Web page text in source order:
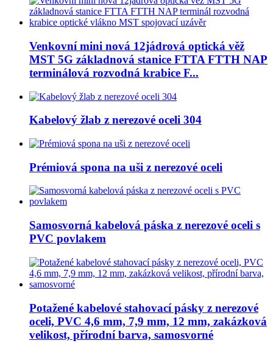
Venkovní mini nová 12jádrová optická věž
MST 5G základnová stanice FTTA FTTH NAP
terminálová rozvodná krabice F...
Kabelový žlab z nerezové oceli 304
Prémiová spona na uši z nerezové oceli
Samosvorná kabelová páska z nerezové oceli s
PVC povlakem
Potažené kabelové stahovací pásky z nerezové
oceli, PVC 4,6 mm, 7,9 mm, 12 mm, zakázková
velikost, přírodní barva, samosvorné